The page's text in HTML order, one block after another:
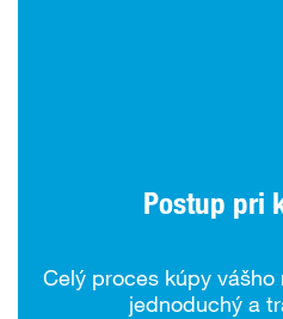
Postup pri
Celý proces kúpy vášho
jednoduchý a